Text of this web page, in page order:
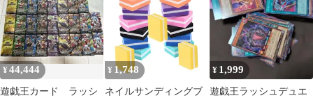
¥44,444
遊戯王カード ラッシ
¥ 1,748
ネイルサンディングブ
¥ 1,999
遊戯王ラッシュデュエ